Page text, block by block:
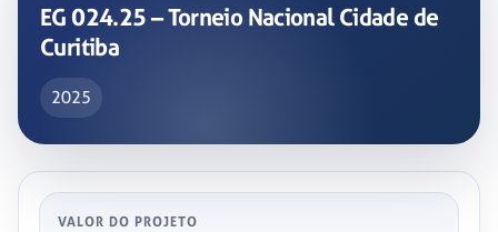
EG 024.25 – Torneio Nacional Cidade de
Curitiba
2025
VALOR DO PROJETO